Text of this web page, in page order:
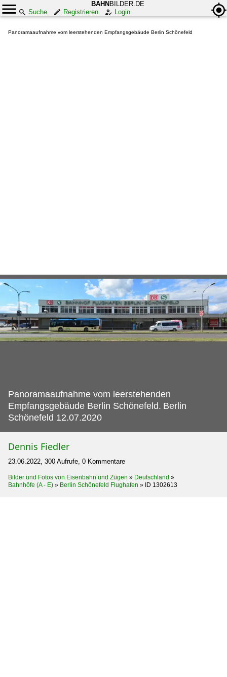
BAHN BILDER.DE
Suche
Registrieren Login
Panoramaaufnahme vom leerstehenden Empfangsgebäude Berlin Schönefeld
Panoramaaufnahme vom leerstehenden
Empfangsgebäude Berlin Schönefeld. Berlin
Schönefeld 12.07.2020
Dennis Fiedler
23.06.2022, 300 Aufrufe, 0 Kommentare
Bilder und Fotos von Eisenbahn und Zügen » Deutschland »
Bahnhöfe (A - E) » Berlin Schönefeld Flughafen » ID 1302613